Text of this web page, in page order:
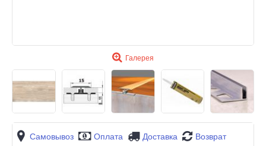
Галерея
Самовывоз Оплата Доставка
Возврат